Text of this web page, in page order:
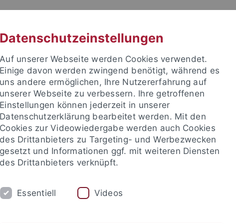
Fakultät
Datenschutzeinstellungen
Auf unserer Webseite werden Cookies verwendet.
Einige davon werden zwingend benötigt, während es
uns andere ermöglichen, Ihre Nutzererfahrung auf
unserer Webseite zu verbessern. Ihre getroffenen
Einstellungen können jederzeit in unserer
Datenschutzerklärung bearbeitet werden. Mit den
Cookies zur Videowiedergabe werden auch Cookies
des Drittanbieters zu Targeting- und Werbezwecken
gesetzt und Informationen ggf. mit weiteren Diensten
des Drittanbieters verknüpft.
Essentiell Videos